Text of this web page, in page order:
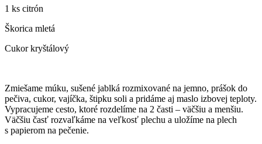
1 ks citrón
Škorica mletá
Cukor kryštálový
Zmiešame múku, sušené jablká rozmixované na jemno, prášok do
pečiva, cukor, vajíčka, štipku soli a pridáme aj maslo izbovej teploty.
Vypracujeme cesto, ktoré rozdelíme na 2 časti – väčšiu a menšiu.
Väčšiu časť rozvaľkáme na veľkosť plechu a uložíme na plech
s papierom na pečenie.